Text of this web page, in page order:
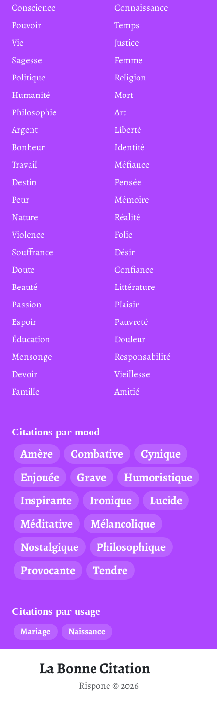
Conscience
Connaissance
Pouvoir
Temps
Vie
Justice
Sagesse
Femme
Politique
Religion
Humanité
Mort
Philosophie
Art
Argent
Liberté
Bonheur
Identité
Travail
Méfiance
Destin
Pensée
Peur
Mémoire
Nature
Réalité
Violence
Folie
Souffrance
Désir
Doute
Confiance
Beauté
Littérature
Passion
Plaisir
Espoir
Pauvreté
Éducation
Douleur
Mensonge
Responsabilité
Devoir
Vieillesse
Famille
Amitié
Citations par mood
Amère Combative
Cynique
Enjouée
Grave
Humoristique
Inspirante
Ironique
Lucide
Méditative
Mélancolique
Nostalgique
Philosophique
Provocante
Tendre
Citations par usage
Mariage
Naissance
La Bonne Citation
Rispone © 2026